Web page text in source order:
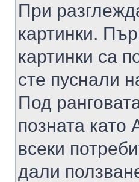
При
картинки.
картинки са
сте пуснали
Под
позната като
всеки
дали